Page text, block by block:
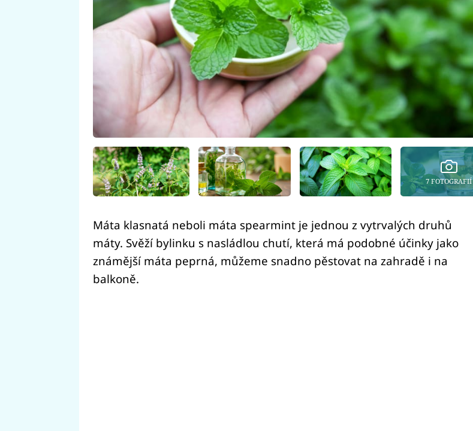
7 FOTOGRAFIÍ
Máta klasnatá neboli máta spearmint je jednou z vytrvalých druhů
máty. Svěží bylinku s nasládlou chutí, která má podobné účinky jako
známější máta peprná, můžeme snadno pěstovat na zahradě i na
balkoně.